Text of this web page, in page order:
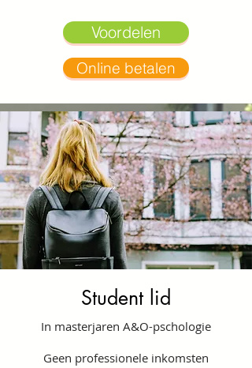
Voordelen
Online betalen
Student lid
In masterjaren A&O-pschologie
Geen professionele inkomsten